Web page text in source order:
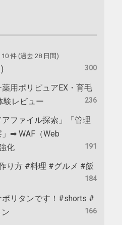
件 (過去 28 日間)
300
用ポリピュアEX・育毛
験レビュー
236
ファイル探索」「管理
➡ WAF（Web
化
191
り方 #料理 #グルメ #飯
184
ポリタンです！#shorts #
166